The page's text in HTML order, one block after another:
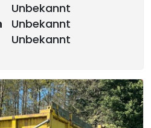
Unbekannt
Unbekannt
Unbekannt